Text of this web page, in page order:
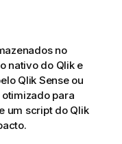
no
nativo do Qlike
Qlik Senseou
para
um script do Qlik